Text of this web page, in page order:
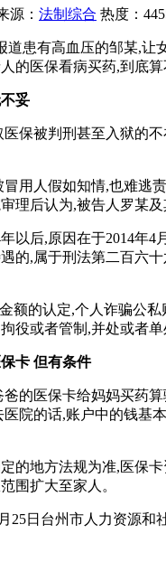
源： 法制综合 热度：
道患有高血压的邹某,让
的医保看病买药,到底
妥
保被判刑甚至入狱的
用人假如知情,也难逃
理后认为,被告人罗某
以后,原因在于2014年
的,属于刑法第二百六
额的认定,个人诈骗公
役或者管制,并处或者
卡 但有条件
的医保卡给妈妈买药
院的话,账户中的钱基
的地方法规为准,医保
围扩大至家人。
25日台州市人力资源